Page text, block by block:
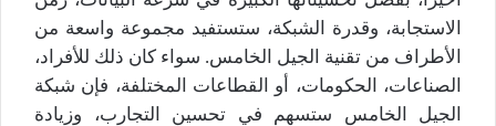
الاستجابة، وقدرة الشبكة، ستستفيد مجموعة واسعة من
الأطراف من تقنية الجيل الخامس. سواء كان ذلك للأفراد،
الصناعات، الحكومات، أو القطاعات المختلفة، فإن شبكة
الجيل الخامس ستسهم في تحسين التجارب، وزيادة